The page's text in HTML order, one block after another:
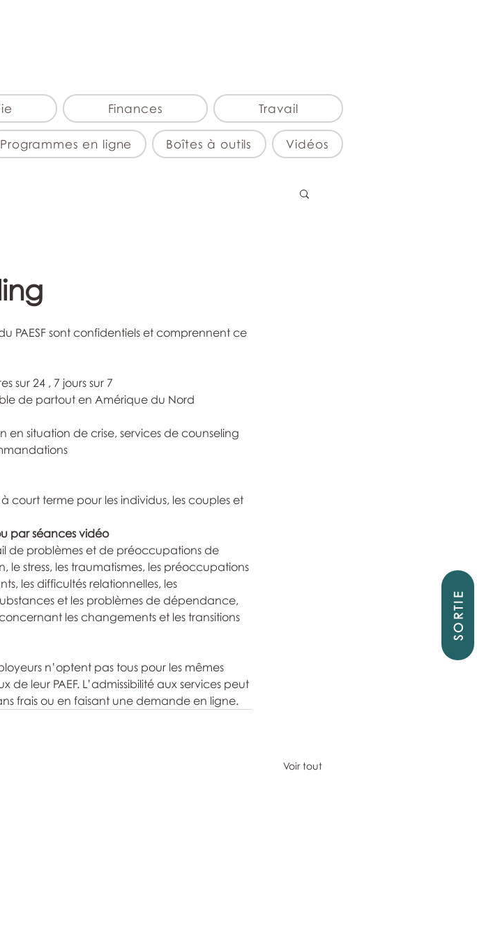
SORTIE
Finances Travail
Programmes en ligne Boîtes à outils Vidéos
PAESF sont confidentiels et comprennent ce
sur 24 , 7 jours sur 7
de partout en Amérique du Nord
en situation de crise, services de counseling
court terme pour les individus, les couples et
par séances vidéo
de problèmes et de préoccupations de
stress, les traumatismes, les préoccupations
les difficultés relationnelles, les
et les problèmes de dépendance,
les changements et les transitions
n’optent pas tous pour les mêmes
leur PAEF. L’admissibilité aux services peut
frais ou en faisant une demande en ligne.
Voir tout